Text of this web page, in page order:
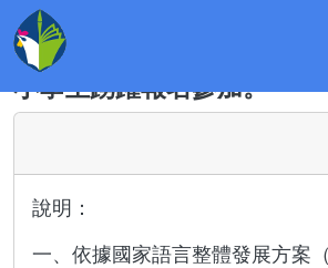
::: 最新消息
灣台語小小導覽員及主播體
小學生踴躍報名參加。
說明：
一、依據國家語言整體發展方案（